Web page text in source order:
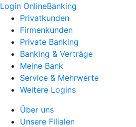
Login OnlineBanking
Privatkunden
Firmenkunden
Private Banking
Banking & Verträge
Meine Bank
Service & Mehrwerte
Weitere Logins
Über uns
Unsere Filialen